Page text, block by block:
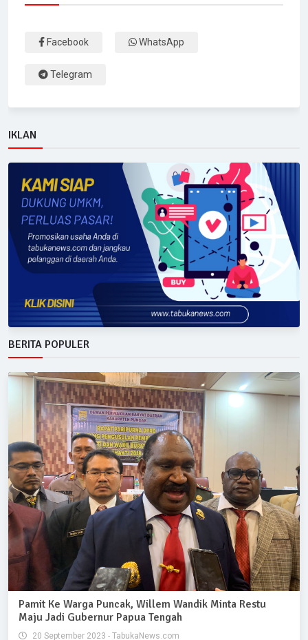
Facebook WhatsApp
Telegram
IKLAN
BERITA POPULER
Pamit Ke Warga Puncak, Willem Wandik Minta Restu
Maju Jadi Gubernur Papua Tengah
20 September 2023 - TabukaNews.com